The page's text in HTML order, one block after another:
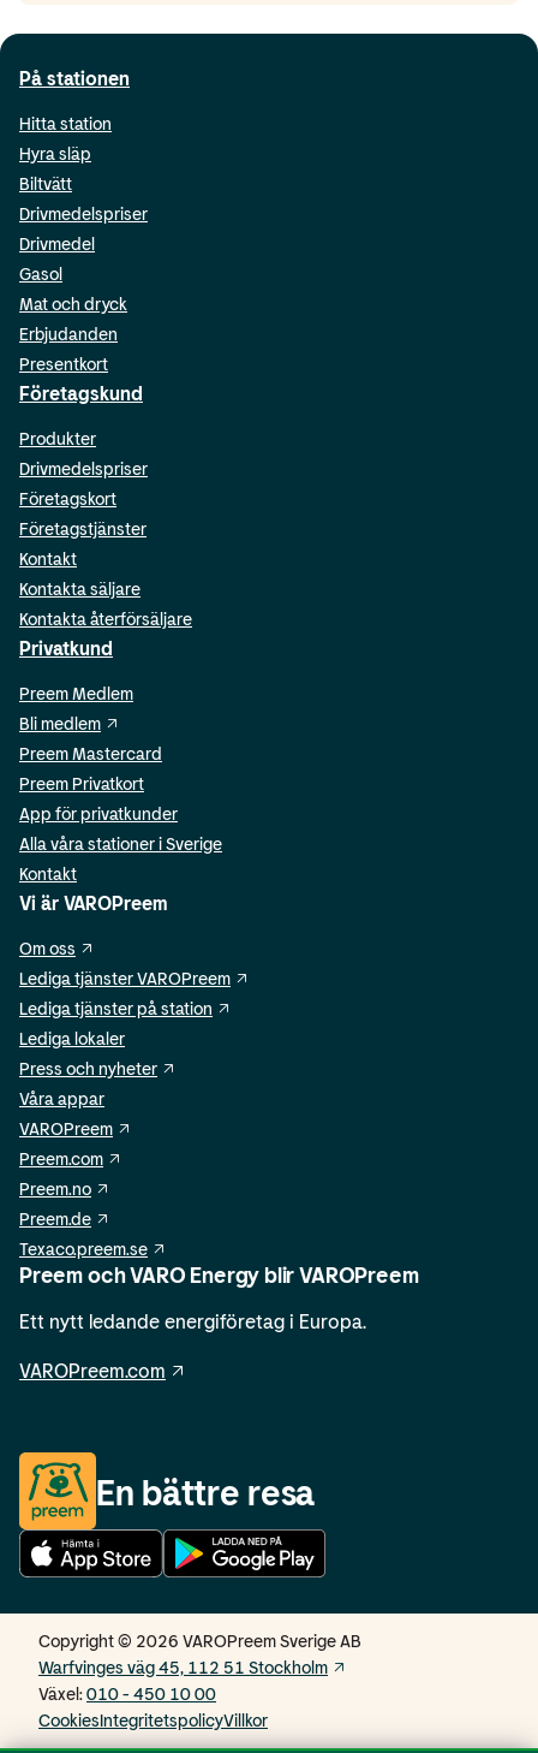
På stationen
Hitta station
Hyra släp
Biltvätt
Drivmedelspriser
Drivmedel
Gasol
Mat och dryck
Erbjudanden
Presentkort
Företagskund
Produkter
Drivmedelspriser
Företagskort
Företagstjänster
Kontakt
Kontakta säljare
Kontakta återförsäljare
Privatkund
Preem Medlem
Bli medlem
Preem Mastercard
Preem Privatkort
App för privatkunder
Alla våra stationer i Sverige
Kontakt
Vi är VAROPreem
Om oss
Lediga tjänster VAROPreem
Lediga tjänster på station
Lediga lokaler
Press och nyheter
Våra appar
VAROPreem
Preem.com
Preem.no
Preem.de
Texaco.preem.se
Preem och VARO Energy blir VAROPreem
Ett nytt ledande energiföretag i Europa.
VAROPreem.com
En bättre resa
Copyright © 2026 VAROPreem Sverige AB
Warfvinges väg 45, 112 51 Stockholm
Växel:010 - 450 10 00
CookiesIntegritetspolicyVillkor